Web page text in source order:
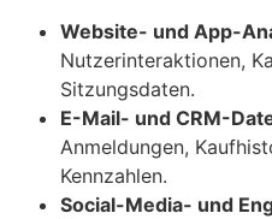
Website- und App-
Nutzerinteraktionen,
Sitzungsdaten.
E-Mail- und CRM-
Anmeldungen,
Kennzahlen.
Social-Media- und